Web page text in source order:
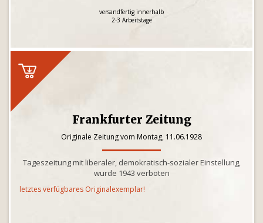
versandfertig innerhalb
2-3 Arbeitstage
Frankfurter Zeitung
Originale Zeitung vom Montag, 11.06.1928
Tageszeitung mit liberaler, demokratisch-sozialer Einstellung,
wurde 1943 verboten
letztes verfügbares Originalexemplar!